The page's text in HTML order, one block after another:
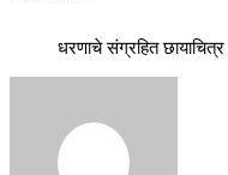
धरणाचे संग्रहित छायाचित्र